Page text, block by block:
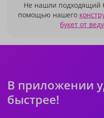
Не нашли подходящий
помощью нашего
букет от
В приложении
быстрее!